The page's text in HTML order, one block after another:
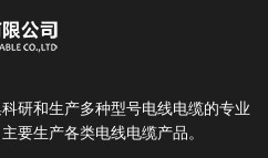
研和生产多种型号电线电缆的专业
要生产各类电线电缆产品。